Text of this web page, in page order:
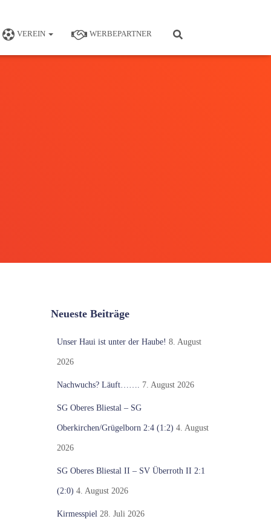
VEREIN WERBEPARTNER
Neueste Beiträge
Unser Haui ist unter der Haube! 8. August
2026
Nachwuchs? Läuft……. 7. August 2026
SG Oberes Bliestal – SG
Oberkirchen/Grügelborn 2:4 (1:2) 4. August
2026
SG Oberes Bliestal II – SV Überroth II 2:1
(2:0) 4. August 2026
Kirmesspiel 28. Juli 2026